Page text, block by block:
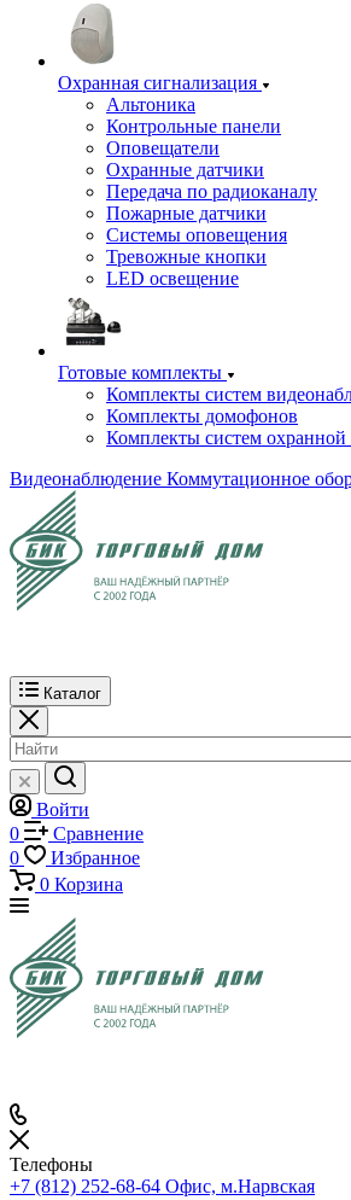
Охранная сигнализация
Альтоника
Контрольные панели
Оповещатели
Охранные датчики
Передача по радиоканалу
Пожарные датчики
Системы оповещения
Тревожные кнопки
LED освещение
Готовые комплекты
Комплекты систем
Комплекты домофонов
Комплекты систем охранной
Видеонаблюдение Коммутационное
Каталог
Войти
0
Сравнение
0
Избранное
0 Корзина
Телефоны
+7 (812) 252-68-64 Офис, м.Нарвская